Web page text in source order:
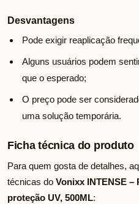
Desvantagens
Pode exigir reaplicação
Alguns usuários podem
que o esperado;
O preço pode ser
uma solução temporária.
Ficha técnica do produto
Para quem gosta de detalhes,
técnicas do Vonixx INTENSE
proteção UV, 500ML: